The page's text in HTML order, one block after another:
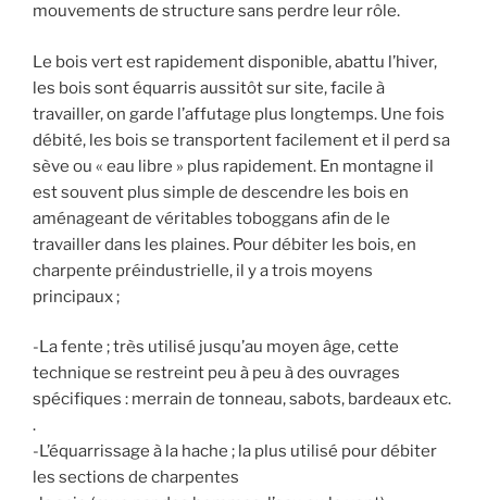
mouvements de structure sans perdre leur rôle.
Le bois vert est rapidement disponible, abattu l’hiver,
les bois sont équarris aussitôt sur site, facile à
travailler, on garde l’affutage plus longtemps. Une fois
débité, les bois se transportent facilement et il perd sa
sève ou « eau libre » plus rapidement. En montagne il
est souvent plus simple de descendre les bois en
aménageant de véritables toboggans afin de le
travailler dans les plaines. Pour débiter les bois, en
charpente préindustrielle, il y a trois moyens
principaux ;
-La fente ; très utilisé jusqu’au moyen âge, cette
technique se restreint peu à peu à des ouvrages
spécifiques : merrain de tonneau, sabots, bardeaux etc.
.
-L’équarrissage à la hache ; la plus utilisé pour débiter
les sections de charpentes